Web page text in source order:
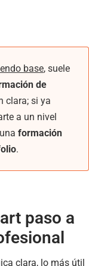
base, suele
de
clara; si ya
a un nivel
formación
.
paso a
clara, lo más útil